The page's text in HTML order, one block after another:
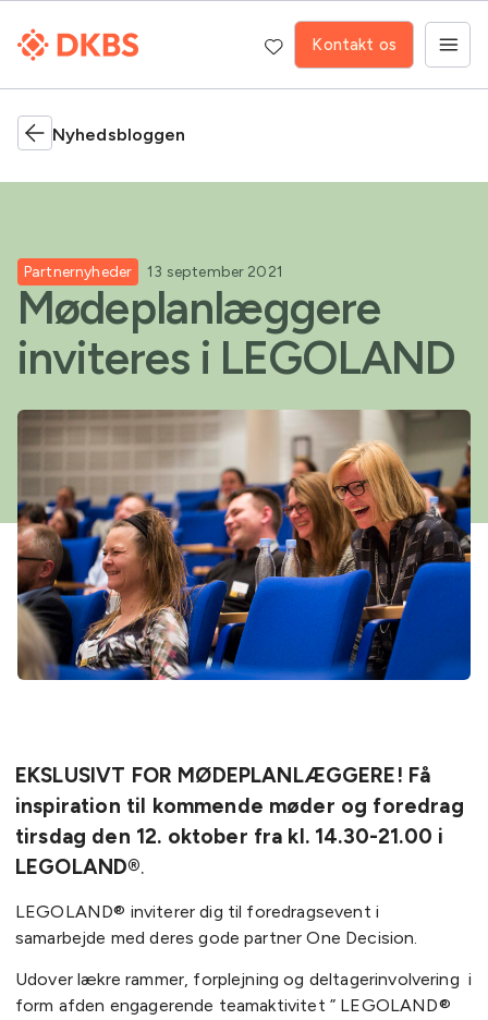
Kontakt os
Nyhedsbloggen
Partnernyheder 13 september 2021
Mødeplanlæggere
inviteres i LEGOLAND
EKSLUSIVT FOR MØDEPLANLÆGGERE! Få
inspiration til kommende møder og foredrag
tirsdag den 12. oktober fra kl. 14.30-21.00 i
LEGOLAND®.
LEGOLAND® inviterer dig til foredragsevent i
samarbejde med deres gode partner One Decision.
Udover lækre rammer, forplejning og deltagerinvolvering i
form afden engagerende teamaktivitet ” LEGOLAND®